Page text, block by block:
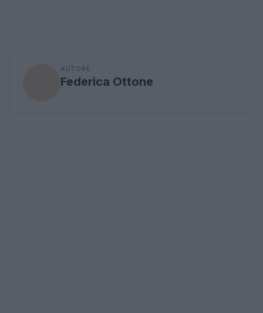
AUTORE
Federica Ottone